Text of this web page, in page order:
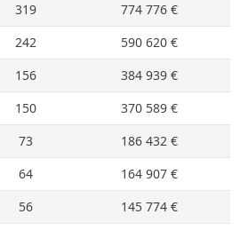
319
774 776 €
242
590 620 €
156
384 939 €
150
370 589 €
73
186 432 €
64
164 907 €
56
145 774 €